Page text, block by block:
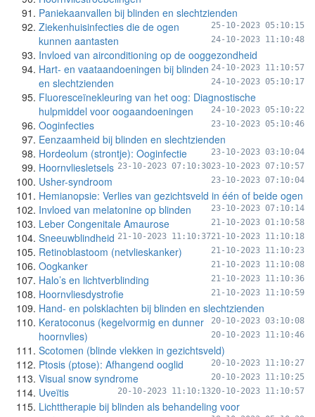
Paniekaanvallen bij blinden en slechtzienden
25-10-2023 05:10:15
Ziekenhuisinfecties die de ogen
kunnen aantasten
24-10-2023 11:10:48
Invloed van airconditioning op de ooggezondheid
24-10-2023 11:10:57
Hart- en vaataandoeningen bij blinden
en slechtzienden
24-10-2023 05:10:17
Fluoresceïnekleuring van het oog: Diagnostische
hulpmiddel voor oogaandoeningen
24-10-2023 05:10:22
Ooginfecties 23-10-2023 05:10:46
Eenzaamheid bij blinden en slechtzienden
23-10-2023 03:10:04
Hordeolum (strontje): Ooginfectie
23-10-2023 07:10:57
Hoornvliesletsels 23-10-2023 07:10:30
Usher-syndroom 23-10-2023 07:10:04
Hemianopsie: Verlies van gezichtsveld in één of beide ogen
23-10-2023 07:10:14
Invloed van melatonine op blinden
21-10-2023 01:10:58
Leber Congenitale Amaurose
21-10-2023 11:10:18
Sneeuwblindheid 21-10-2023 11:10:37
Retinoblastoom (netvlieskanker) 21-10-2023 11:10:23
Oogkanker 21-10-2023 11:10:08
Halo’s en lichtverblinding 21-10-2023 11:10:36
Hoornvliesdystrofie 21-10-2023 11:10:59
Hand- en polsklachten bij blinden en slechtzienden
20-10-2023 03:10:08
Keratoconus (kegelvormig en dunner
hoornvlies)
20-10-2023 11:10:46
Scotomen (blinde vlekken in gezichtsveld)
20-10-2023 11:10:27
Ptosis (ptose): Afhangend ooglid
20-10-2023 11:10:25
Visual snow syndrome
20-10-2023 11:10:57
Uveïtis 20-10-2023 11:10:13
Lichttherapie bij blinden als behandeling voor